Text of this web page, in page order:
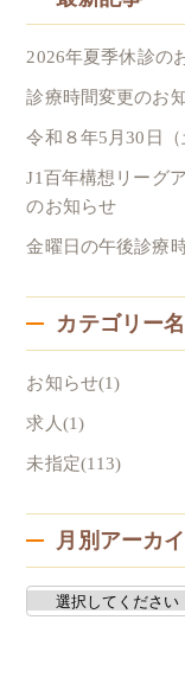
2026年夏季休診の
診療時間変更のお
令和８年5月30日
J1百年構想リーグ
のお知らせ
金曜日の午後診療
カテゴリー名
お知らせ(1)
求人(1)
未指定(113)
月別アーカ